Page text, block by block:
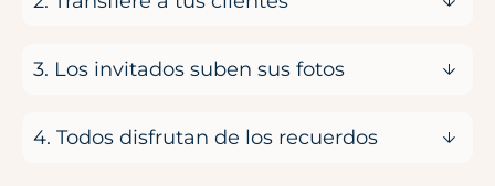
3. Los invitados suben sus fotos
4. Todos disfrutan de los recuerdos